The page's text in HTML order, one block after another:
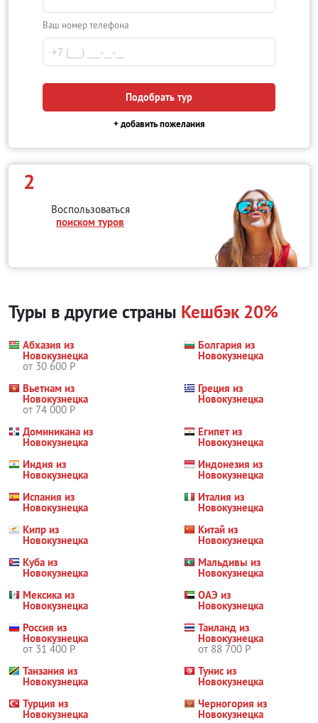
Ваш номер телефона
Подобрать тур
+ добавить пожелания
2
Воспользоваться
поиском туров
Туры в другие страны Кешбэк 20%
Абхазия из
Новокузнецка
от 30 600 Р
Болгария из
Новокузнецка
Вьетнам из
Новокузнецка
от 74 000 Р
Греция из
Новокузнецка
Доминикана из
Новокузнецка
Египет из
Новокузнецка
Индия из
Новокузнецка
Индонезия из
Новокузнецка
Испания из
Новокузнецка
Италия из
Новокузнецка
Кипр из
Новокузнецка
Китай из
Новокузнецка
Куба из
Новокузнецка
Мальдивы из
Новокузнецка
Мексика из
Новокузнецка
ОАЭ из
Новокузнецка
Россия из
Новокузнецка
от 31 400 Р
Таиланд из
Новокузнецка
от 88 700 Р
Танзания из
Новокузнецка
Тунис из
Новокузнецка
Турция из
Новокузнецка
Черногория из
Новокузнецка